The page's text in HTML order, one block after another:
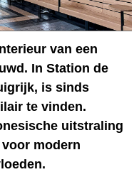
van een
In Station de
is sinds
te vinden.
uitstraling
modern